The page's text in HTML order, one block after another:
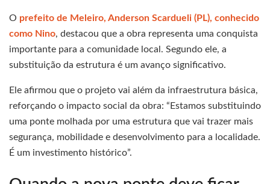
O prefeito de Meleiro, Anderson Scardueli (PL), conhecido
como Nino, destacou que a obra representa uma conquista
importante para a comunidade local. Segundo ele, a
substituição da estrutura é um avanço significativo.
Ele afirmou que o projeto vai além da infraestrutura básica,
reforçando o impacto social da obra: “Estamos substituindo
uma ponte molhada por uma estrutura que vai trazer mais
segurança, mobilidade e desenvolvimento para a localidade.
É um investimento histórico”.